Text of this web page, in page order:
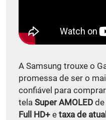
A Samsung trouxe o
promessa de ser o
confiável para
tela Super AMOLED de
Full HD+ e taxa de